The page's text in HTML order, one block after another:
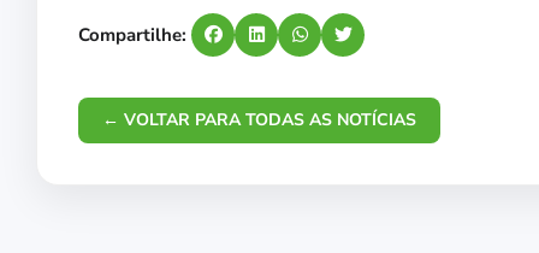
Compartilhe:
← VOLTAR PARA TODAS AS NOTÍCIAS